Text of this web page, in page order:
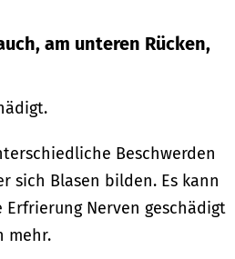
am unteren Rücken,
Beschwerden
sich Blasen bilden. Es kann
Nerven geschädigt
mehr.